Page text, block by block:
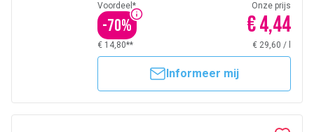
Voordeel*
-70%
Onze prijs
€ 4,44
€ 14,80** € 29,60 /
Informeer mij